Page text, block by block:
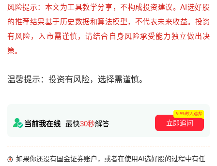
风险提示：本文为工具教学分享，不构成投资建议。AI选好股
的推荐结果基于历史数据和算法模型，不代表未来收益。投资
有风险，入市需谨慎，请结合自身风险承受能力独立做出决
策。
温馨提示：投资有风险，选择需谨慎。
当前我在线 最快30秒解答 立即追问
99%的人选择
如果你还没有国金证券账户，或者在使用AI选好股的过程中有任